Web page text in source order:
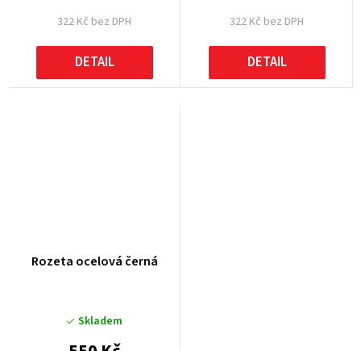
322 Kč bez DPH
DETAIL
322 Kč bez DPH
DETAIL
Rozeta ocelová černá
Skladem